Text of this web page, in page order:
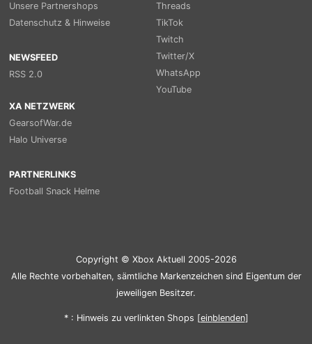
Unsere Partnershops
Datenschutz & Hinweise
NEWSFEED
RSS 2.0
Threads
TikTok
Twitch
Twitter/X
WhatsApp
YouTube
XA NETZWERK
GearsofWar.de
Halo Universe
PARTNERLINKS
Football Snack Helme
Copyright © Xbox Aktuell 2005-2026
Alle Rechte vorbehalten, sämtliche Markenzeichen sind Eigentum der
jeweiligen Besitzer.
* : Hinweis zu verlinkten Shops [einblenden]